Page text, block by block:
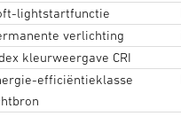
lightstartfunctie
verlichting
kleurweergave CRI
efficiëntieklasse